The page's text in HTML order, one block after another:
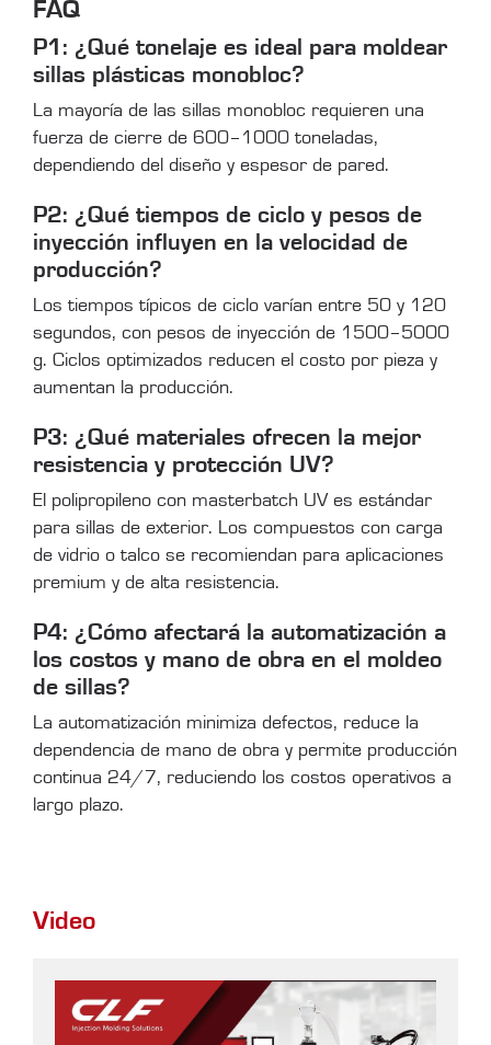
FAQ
P1: ¿Qué tonelaje es ideal para moldear
sillas plásticas monobloc?
La mayoría de las sillas monobloc requieren una
fuerza de cierre de 600–1000 toneladas,
dependiendo del diseño y espesor de pared.
P2: ¿Qué tiempos de ciclo y pesos de
inyección influyen en la velocidad de
producción?
Los tiempos típicos de ciclo varían entre 50 y 120
segundos, con pesos de inyección de 1500–5000
g. Ciclos optimizados reducen el costo por pieza y
aumentan la producción.
P3: ¿Qué materiales ofrecen la mejor
resistencia y protección UV?
El polipropileno con masterbatch UV es estándar
para sillas de exterior. Los compuestos con carga
de vidrio o talco se recomiendan para aplicaciones
premium y de alta resistencia.
P4: ¿Cómo afectará la automatización a
los costos y mano de obra en el moldeo
de sillas?
La automatización minimiza defectos, reduce la
dependencia de mano de obra y permite producción
continua 24/7, reduciendo los costos operativos a
largo plazo.
Video